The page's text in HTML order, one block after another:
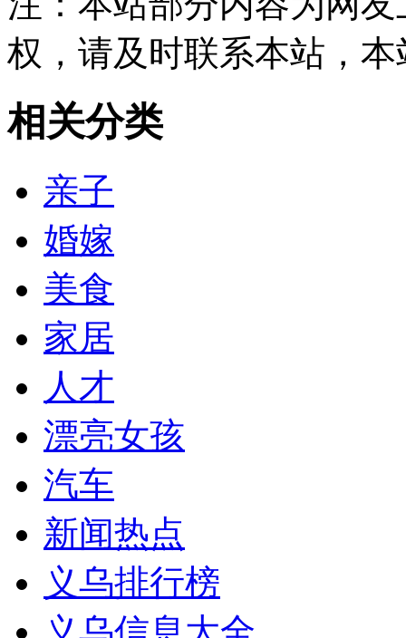
权，请及时联系本站，
相关分类
亲子
婚嫁
美食
家居
人才
漂亮女孩
汽车
新闻热点
义乌排行榜